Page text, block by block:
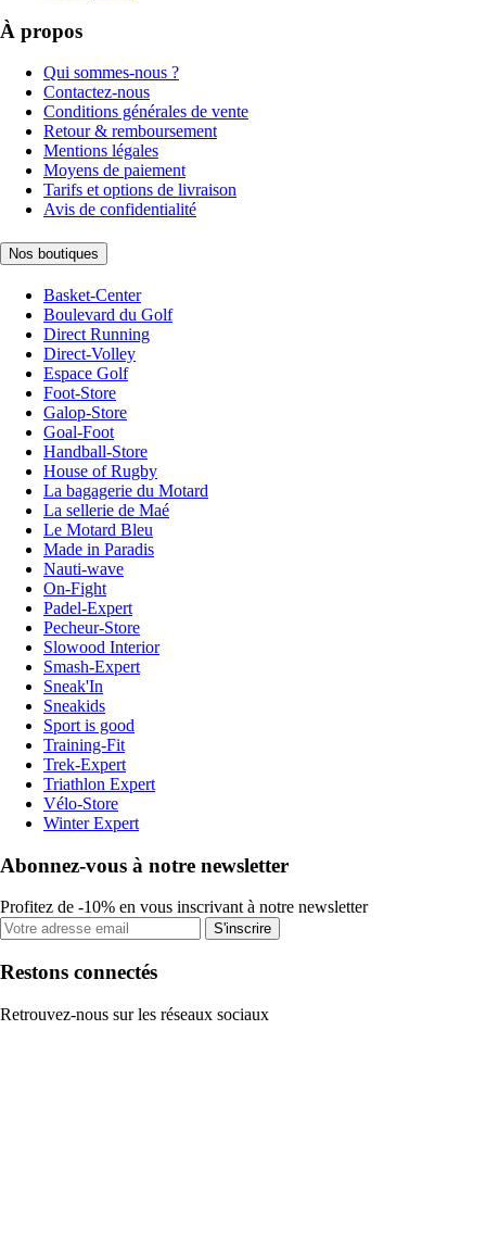
À propos
Qui sommes-nous ?
Contactez-nous
Conditions générales de vente
Retour & remboursement
Mentions légales
Moyens de paiement
Tarifs et options de livraison
Avis de confidentialité
Nos boutiques
Basket-Center
Boulevard du Golf
Direct Running
Direct-Volley
Espace Golf
Foot-Store
Galop-Store
Goal-Foot
Handball-Store
House of Rugby
La bagagerie du Motard
La sellerie de Maé
Le Motard Bleu
Made in Paradis
Nauti-wave
On-Fight
Padel-Expert
Pecheur-Store
Slowood Interior
Smash-Expert
Sneak'In
Sneakids
Sport is good
Training-Fit
Trek-Expert
Triathlon Expert
Vélo-Store
Winter Expert
Abonnez-vous à notre newsletter
Profitez de -10% en vous inscrivant à notre newsletter
S'inscrire
Restons connectés
Retrouvez-nous sur les réseaux sociaux